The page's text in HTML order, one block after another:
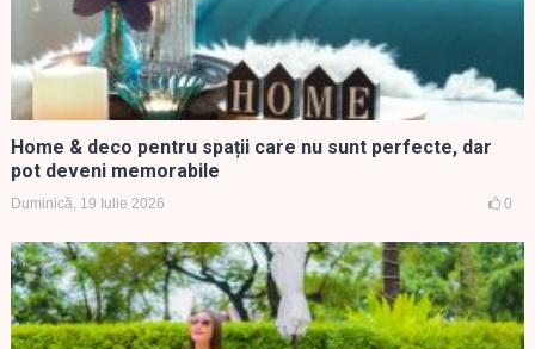
Home & deco pentru spații care nu sunt perfecte, dar
pot deveni memorabile
Duminică, 19 Iulie 2026 0